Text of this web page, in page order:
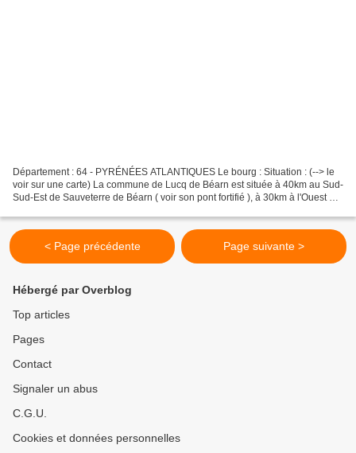
Département : 64 - PYRÉNÉES ATLANTIQUES Le bourg : Situation : (--> le
voir sur une carte) La commune de Lucq de Béarn est située à 40km au Sud-
Sud-Est de Sauveterre de Béarn ( voir son pont fortifié ), à 30km à l'Ouest de
< Page précédente Page suivante >
Hébergé par Overblog
Top articles
Pages
Contact
Signaler un abus
C.G.U.
Cookies et données personnelles